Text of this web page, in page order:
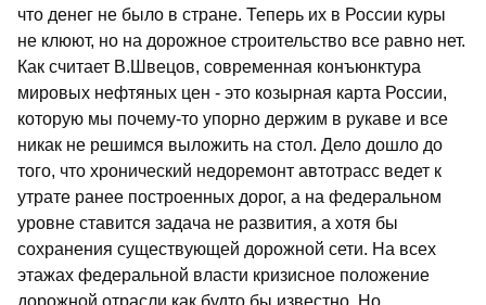
что денег не было в стране. Теперь их в России куры
не клюют, но на дорожное строительство все равно нет.
Как считает В.Швецов, современная конъюнктура
мировых нефтяных цен - это козырная карта России,
которую мы почему-то упорно держим в рукаве и все
никак не решимся выложить на стол. Дело дошло до
того, что хронический недоремонт автотрасс ведет к
утрате ранее построенных дорог, а на федеральном
уровне ставится задача не развития, а хотя бы
сохранения существующей дорожной сети. На всех
этажах федеральной власти кризисное положение